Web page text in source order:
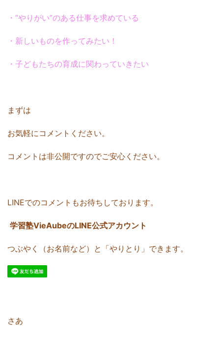
・”やりがい”のある仕事を求めている
・新しいものを作ってみたい！
・子どもたちの育成に関わっていきたい
まずは
お気軽にコメントください。
コメントは非公開ですのでご安心ください。
LINEでのコメントもお待ちしております。
学習塾VieAubeのLINE公式アカウント
つぶやく（お名前など）と「やりとり」できます。
さあ